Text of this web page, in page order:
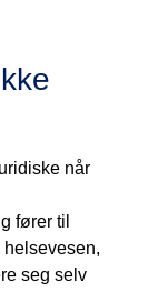
når
fører til
seg selv